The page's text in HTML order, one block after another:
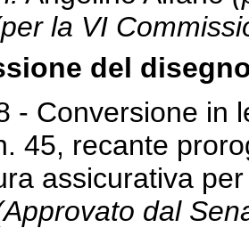
la VI
del
- Conversione in
45, recante
assicurativa
dal